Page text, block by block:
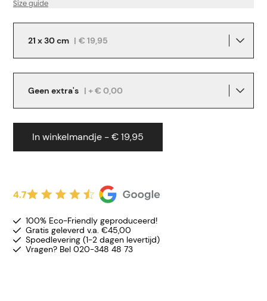
Size guide
21 x 30 cm | € 19,95
Geen extra's | + € 0,00
In winkelmandje - € 19,95
4.7
100% Eco-Friendly geproduceerd!
Gratis geleverd v.a. €45,00
Spoedlevering (1-2 dagen levertijd)
Vragen? Bel 020-348 48 73